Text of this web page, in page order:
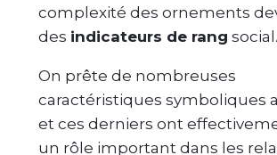
complexité des ornements
des indicateurs de rang social.
On prête de nombreuses
caractéristiques symboliques
et ces derniers ont
un rôle important dans les